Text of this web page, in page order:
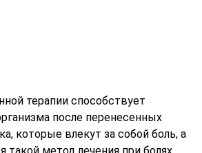
в себя 5-10 сеансов, а
25.